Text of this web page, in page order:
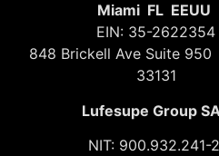
Miami FL EEUU
EIN: 35-2622354
848 Brickell Ave Suite 950
33131
Lufesupe Group
NIT: 900.932.241-2